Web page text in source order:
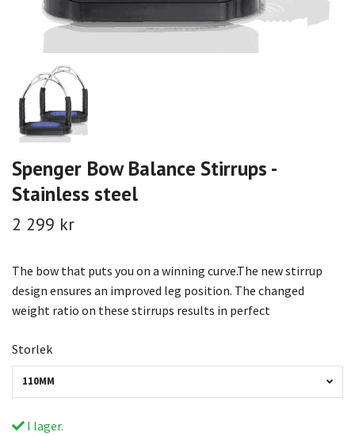
Spenger Bow Balance Stirrups -
Stainless steel
2 299 kr
The bow that puts you on a winning curve.The new stirrup
design ensures an improved leg position. The changed
weight ratio on these stirrups results in perfect
Storlek
110MM
I lager.